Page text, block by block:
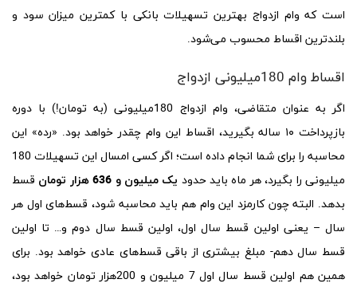
است که وام ازدواج بهترین تسهیلات بانکی با کمترین میزان سود و
بلندترین اقساط محسوب می‌شود.
اقساط وام 180میلیونی ازدواج
اگر به عنوان متقاضی، وام ازدواج 180میلیونی (به تومان!) با دوره
بازپرداخت ۱۰ ساله بگیرید، اقساط این وام چقدر خواهد بود. «رده» این
محاسبه را برای شما انجام داده است؛ اگر کسی امسال این تسهیلات 180
میلیونی را بگیرد، هر ماه باید حدود یک میلیون و 636 هزار تومان
قسط
بدهد. البته چون کارمزد این وام هم باید محاسبه شود، قسط‌های اول هر
سال – یعنی اولین قسط سال اول، اولین قسط سال دوم و… تا اولین
قسط سال دهم- مبلغ بیشتری از باقی قسط‌های عادی خواهد بود. برای
همین هم اولین قسط سال اول 7 میلیون و 200هزار تومان خواهد بود،